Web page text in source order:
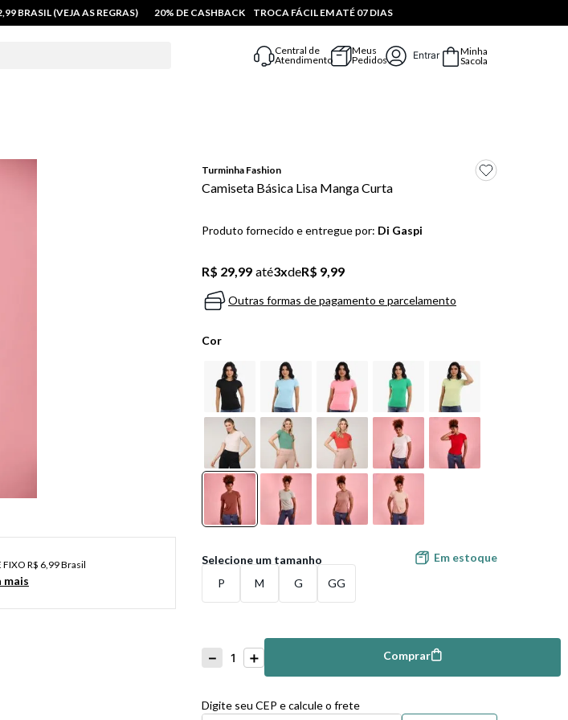
BRASIL (VEJA AS REGRAS) 20% DE CASHBACK TROCA FÁCIL EM ATÉ 07 DIAS
Central de
Atendimento
Meus
Pedidos
Entrar
Minha
Sacola
FIXO R$ 6,99 Brasil
mais
Turminha Fashion
Camiseta Básica Lisa Manga Curta
Produto fornecido e entregue por: Di Gaspi
R$ 29,99 até3xdeR$ 9,99
Outras formas de pagamento e parcelamento
Cor
P M G GG
Em estoque
＋
－
Comprar Comprar
Digite seu CEP e calcule o frete